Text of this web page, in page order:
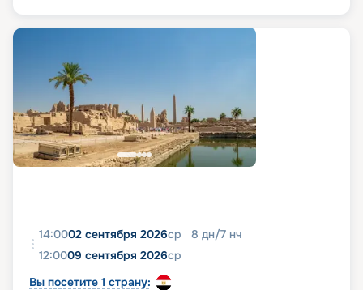
14:0002 сентября 2026ср 8 дн/7 нч
12:0009 сентября 2026ср
Вы посетите 1 страну: